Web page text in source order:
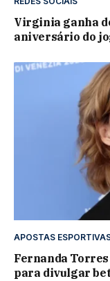
Virginia ganha
aniversário do
APOSTAS
Fernanda
para divulgar